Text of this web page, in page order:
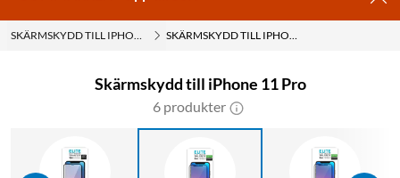
SKÄRMSKYDD TILL IPHONE SKÄRMSKYDD TILL IPHONE 11 PRO
Skärmskydd till iPhone 11 Pro
6 produkter